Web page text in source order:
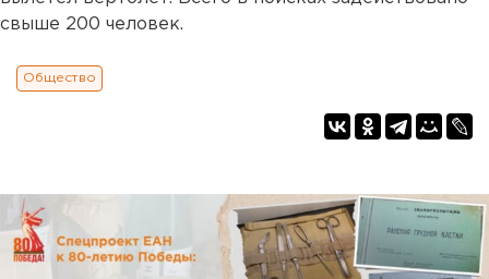
свыше 200 человек.
Общество